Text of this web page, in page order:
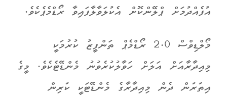
އުފެއްދުމަށް ޕްލޭންކޮށް އެކުލަވާލާފައިވާ ރޯޑްމެޕެކެވެ.
މޯލްޑިވްސް 2.0 ރޯޑްމެޕް ތަންފީޒު ކުރުމަކީ
މިއިދާރާއަށް އަލަށް ހަވާލުކުރެވުނު މެންޑޭޓެކެވެ. މީގެ
އިތުރުން ދެން މިއިދާރާގެ މެންޑޭޓަކީ ކުރިން